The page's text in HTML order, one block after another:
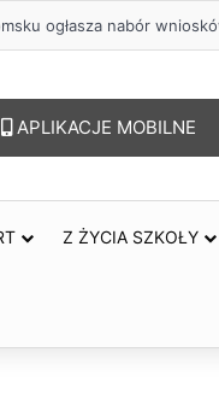
w Miesiąc Trzeźwości
APLIKACJE MOBILNE
Z ŻYCIA SZKOŁY